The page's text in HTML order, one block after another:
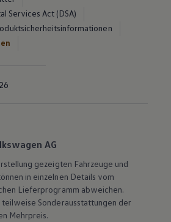
Services Act (DSA)
AG
gezeigten Fahrzeuge und
in einzelnen Details vom
Lieferprogramm abweichen.
Sonderausstattungen der
Mehrpreis.